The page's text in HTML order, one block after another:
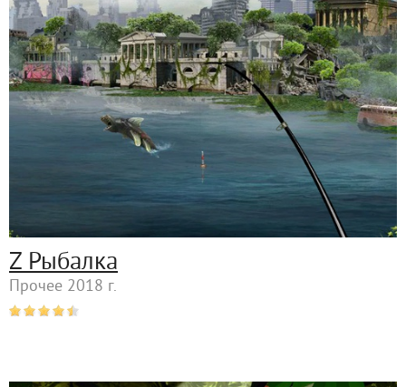
Z Рыбалка
Прочее 2018 г.